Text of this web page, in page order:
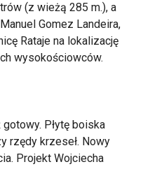
(z wieżą 285 m.), a
Gomez Landeira,
Rataje na lokalizację
wysokościowców.
Płytę boiska
rzędy krzeseł. Nowy
Projekt Wojciecha